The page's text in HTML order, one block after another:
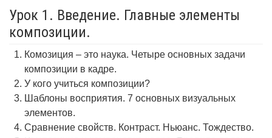
Урок 1. Введение. Главные элементы
композиции.
Комозиция – это наука. Четыре основных задачи
композиции в кадре.
У кого учиться композиции?
Шаблоны восприятия. 7 основных визуальных
элементов.
Сравнение свойств. Контраст. Ньюанс. Тождество.